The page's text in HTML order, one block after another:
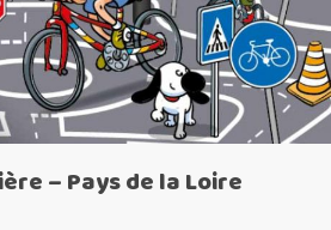
– Pays de la Loire